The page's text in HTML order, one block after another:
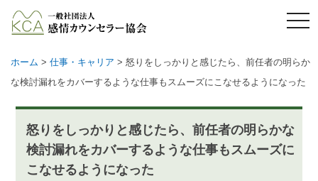
メ
ニ
ー
ホーム > 仕事・キャリア > 怒りをしっかりと感じたら、前任者の明らか
な検討漏れをカバーするような仕事もスムーズにこなせるようになった
怒りをしっかりと感じたら、前任者の明らかな
検討漏れをカバーするような仕事もスムーズに
こなせるようになった